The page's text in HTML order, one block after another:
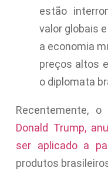
estão
valor globais
a economia
preços altos
o diplomata
Recentemente, o
Donald Trump,
ser aplicado a
produtos